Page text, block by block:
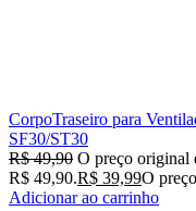
CorpoTraseiro para
SF30/ST30
R$49,90 O preço original
R$ 49,90.R$ 39,99O
Adicionar ao carrinho